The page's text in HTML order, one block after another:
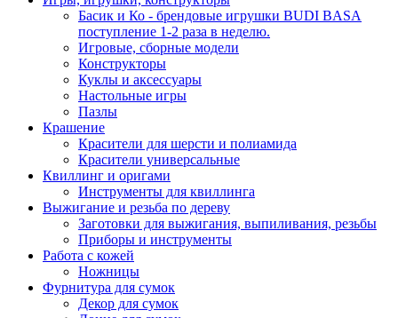
Басик и Ко - брендовые игрушки BUDI BASA
поступление 1-2 раза в неделю.
Игровые, сборные модели
Конструкторы
Куклы и аксессуары
Настольные игры
Пазлы
Крашение
Красители для шерсти и полиамида
Красители универсальные
Квиллинг и оригами
Инструменты для квиллинга
Выжигание и резьба по дереву
Заготовки для выжигания, выпиливания, резьбы
Приборы и инструменты
Работа с кожей
Ножницы
Фурнитура для сумок
Декор для сумок